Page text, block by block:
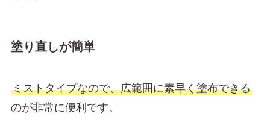
塗り直しが簡単
ミストタイプなので、広範囲に素早く塗布できる
のが非常に便利です。